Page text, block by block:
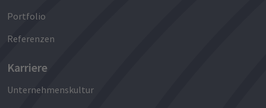
Portfolio
Referenzen
Karriere
Unternehmenskultur